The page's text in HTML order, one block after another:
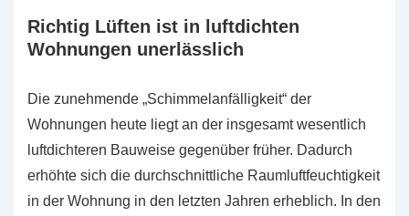
Richtig Lüften ist in luftdichten
Wohnungen unerlässlich
Die zunehmende „Schimmelanfälligkeit“ der
Wohnungen heute liegt an der insgesamt wesentlich
luftdichteren Bauweise gegenüber früher. Dadurch
erhöhte sich die durchschnittliche Raumluftfeuchtigkeit
in der Wohnung in den letzten Jahren erheblich. In den